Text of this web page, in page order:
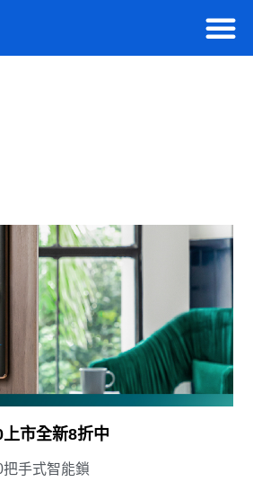
市全新8折中
手式智能鎖